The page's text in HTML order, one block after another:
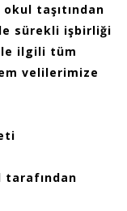
okul taşıtından
sürekli işbirliği
ilgili tüm
velilerimize
tarafından